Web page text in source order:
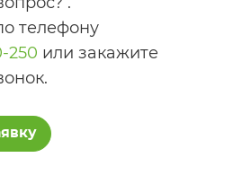
телефону
250 или закажите